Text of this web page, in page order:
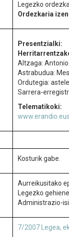
Legezko
Ordezkaria
Presentzialki:
Altzaga:
Astrabudua:
Ordutegia:
Sarrera-
Telematikoki:
Kosturik gabe.
Aurreikusitako
Legezko
Administrazio-
7/2007 Legea,